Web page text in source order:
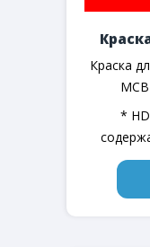
Краска
*